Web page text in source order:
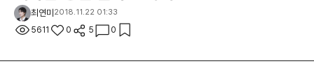
최연미 2018.11.22 01:33
5611 0 5 0